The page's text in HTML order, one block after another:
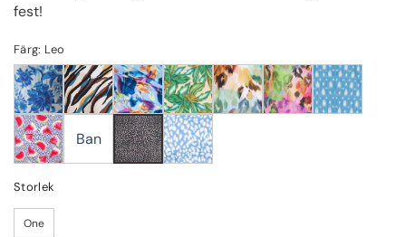
fest!
Färg: Leo
Ban
Storlek
One